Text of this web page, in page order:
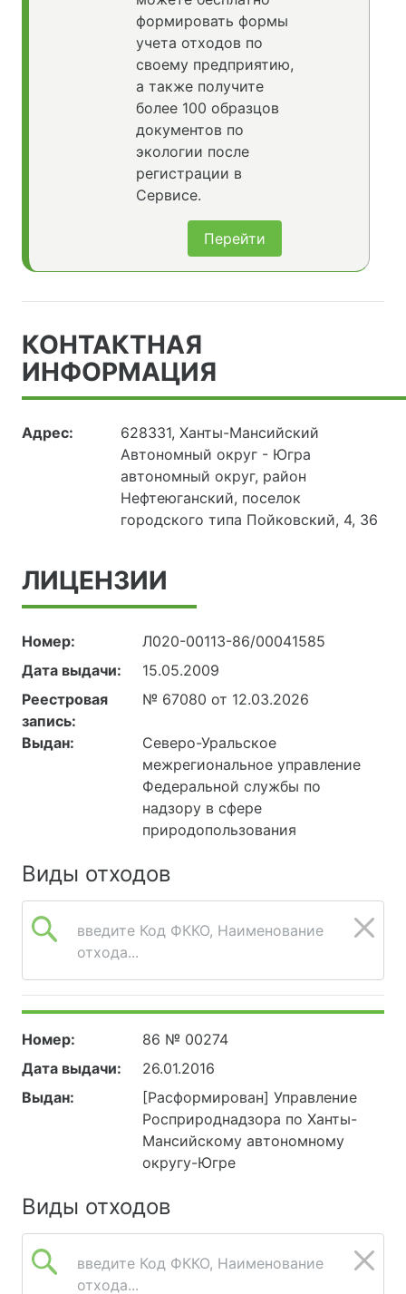
формировать формы
учета отходов по
своему предприятию,
а также получите
более 100 образцов
документов по
экологии после
регистрации в
Сервисе.
Перейти
КОНТАКТНАЯ
ИНФОРМАЦИЯ
Адрес:
628331, Ханты-Мансийский
Автономный округ - Югра
автономный округ, район
Нефтеюганский, поселок
городского типа Пойковский, 4, 36
ЛИЦЕНЗИИ
Номер:
Л020-00113-86/00041585
Дата выдачи:
15.05.2009
Реестровая
запись:
№ 67080 от 12.03.2026
Выдан:
Северо-Уральское
межрегиональное управление
Федеральной службы по
надзору в сфере
природопользования
Виды отходов
введите Код ФККО, Наименование
отхода...
Номер:
86 № 00274
Дата выдачи:
26.01.2016
Выдан:
[Расформирован] Управление
Росприроднадзора по Ханты-
Мансийскому автономному
округу-Югре
Виды отходов
введите Код ФККО, Наименование
отхода...